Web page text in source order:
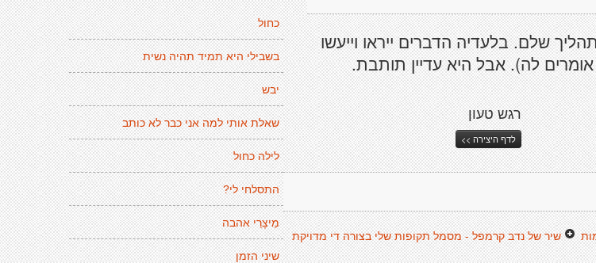
כחול
בשבילי היא תמיד תהיה נשית
יבש
שאלת אותי למה אני כבר לא כותב
לילה כחול
התסלחי לי?
מֵיצָרֵי אהבה
שיני הזמן
שלם. בלעדיה הדברים ייראו וייעשו
לה). אבל היא עדיין תותבת.
רגש טעון
לדף היצירה >>
שיר של נדב קרמפל - מסמל תקופות שלי בצורה די מדויקת